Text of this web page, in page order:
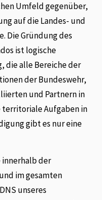
Umfeld gegenüber,
auf die Landes- und
Die Gründung des
ist logische
die alle Bereiche der
der Bundeswehr,
und Partnern in
territoriale Aufgaben in
gibt es nur eine
der
im gesamten
unseres